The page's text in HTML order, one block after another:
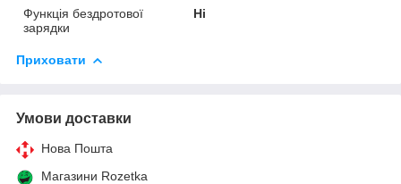
Функція бездротової
зарядки
Ні
Приховати
Умови доставки
Нова Пошта
Магазини Rozetka